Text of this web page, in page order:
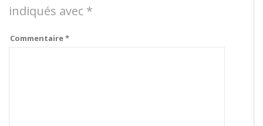
indiqués avec *
Commentaire*